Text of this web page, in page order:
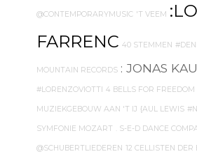
@CONTEMPORARYMUSIC 'T VEEM
FARRENC 40 STEMMEN
MOUNTAIN RECORDS : JONAS
#LORENZOVIOTTI 4 BELLS FOR FREEDOM
MUZIEKGEBOUW AAN 'T IJ {AUL LEWIS
SYMFONIE MOZART . S-E-D DANCE
@SCHUBERTLIEDEREN 12 CELLISTEN DER